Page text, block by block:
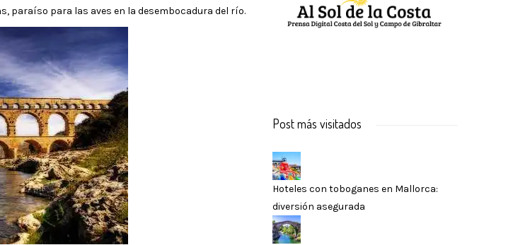
paraíso para las aves en la desembocadura del río.
Post más visitados
Hoteles con toboganes en Mallorca:
diversión asegurada